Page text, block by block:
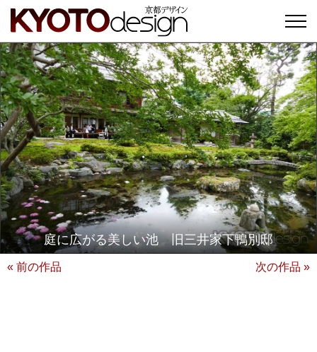
庭に広がる美しい池 旧三井家下鴨別邸
« 前の作品 次の作品 »